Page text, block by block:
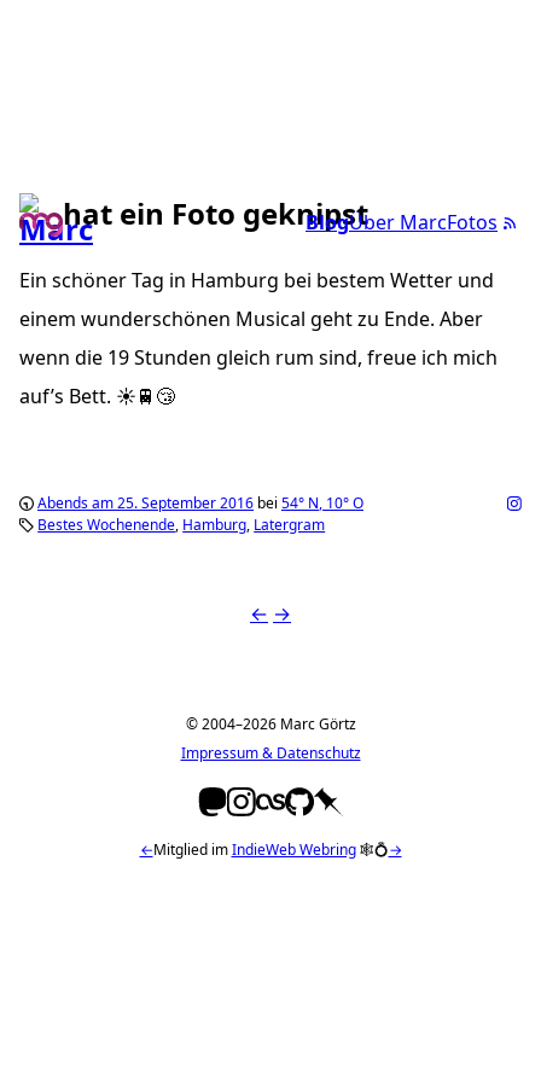
BlogÜber MarcFotos
hat ein Foto geknipst
Ein schöner Tag in Hamburg bei bestem Wetter und
einem wunderschönen Musical geht zu Ende. Aber
wenn die 19 Stunden gleich rum sind, freue ich mich
auf’s Bett. ☀️🚆😴
Abends am 25. September 2016 bei 54° N, 10°O
Bestes Wochenende Hamburg Latergram
← →
© 2004–2026 Marc Görtz
Impressum & Datenschutz
←Mitglied imIndieWeb Webring🕸💍→